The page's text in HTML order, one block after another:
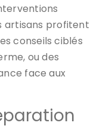
artisans profitent
conseils ciblés
ou des
face aux